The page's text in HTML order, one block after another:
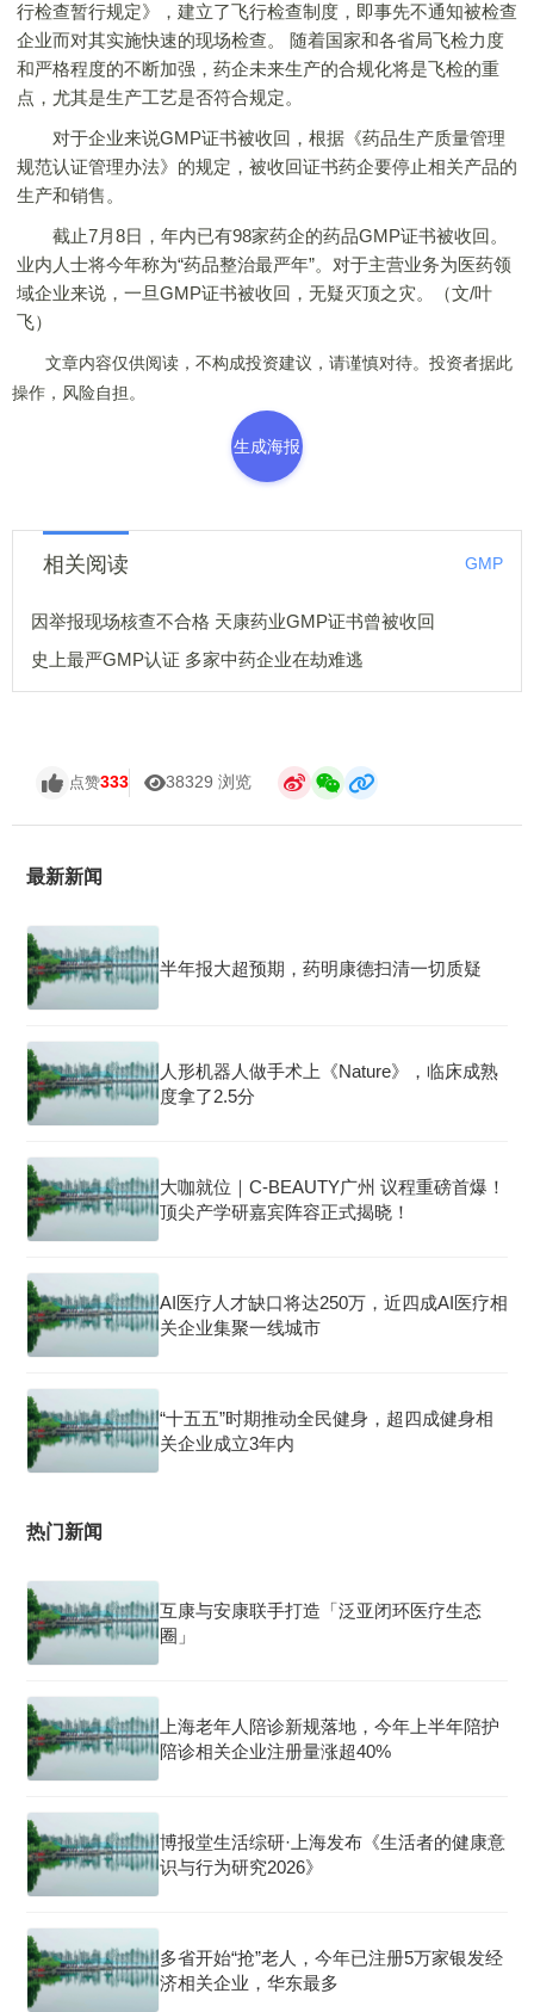
行检查暂行规定》，建立了飞行检查制度，即事先不通知被检查
企业而对其实施快速的现场检查。 随着国家和各省局飞检力度
和严格程度的不断加强，药企未来生产的合规化将是飞检的重
点，尤其是生产工艺是否符合规定。
对于企业来说GMP证书被收回，根据《药品生产质量管理
规范认证管理办法》的规定，被收回证书药企要停止相关产品的
生产和销售。
截止7月8日，年内已有98家药企的药品GMP证书被收回。
业内人士将今年称为“药品整治最严年”。对于主营业务为医药领
域企业来说，一旦GMP证书被收回，无疑灭顶之灾。（文/叶
飞）
文章内容仅供阅读，不构成投资建议，请谨慎对待。投资者据此
操作，风险自担。
生成海报
相关阅读 GMP
因举报现场核查不合格 天康药业GMP证书曾被收回
史上最严GMP认证 多家中药企业在劫难逃
点赞333 38329 浏览
最新新闻
半年报大超预期，药明康德扫清一切质疑
人形机器人做手术上《Nature》，临床成熟
度拿了2.5分
大咖就位｜C-BEAUTY广州 议程重磅首爆！
顶尖产学研嘉宾阵容正式揭晓！
AI医疗人才缺口将达250万，近四成AI医疗相
关企业集聚一线城市
“十五五”时期推动全民健身，超四成健身相
关企业成立3年内
热门新闻
互康与安康联手打造「泛亚闭环医疗生态
圈」
上海老年人陪诊新规落地，今年上半年陪护
陪诊相关企业注册量涨超40%
博报堂生活综研·上海发布《生活者的健康意
识与行为研究2026》
多省开始“抢”老人，今年已注册5万家银发经
济相关企业，华东最多